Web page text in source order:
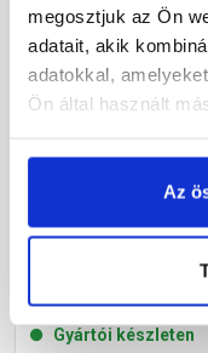
megosztjuk az Ön
adatait, akik
adatokkal,
Ön által használt
Az
Masterplast
Gyártói készleten